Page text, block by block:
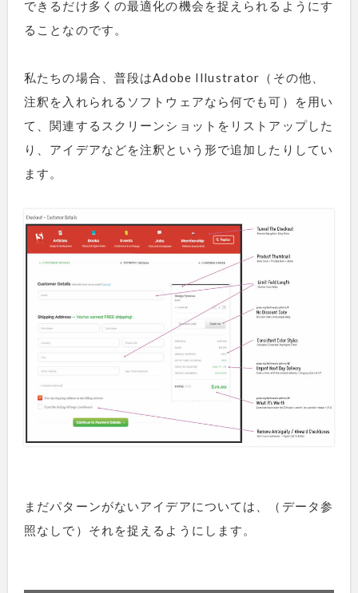
できるだけ多くの最適化の機会を捉えられるようにす
ることなのです。
私たちの場合、普段はAdobe Illustrator（その他、
注釈を入れられるソフトウェアなら何でも可）を用い
て、関連するスクリーンショットをリストアップした
り、アイデアなどを注釈という形で追加したりしてい
ます。
まだパターンがないアイデアについては、（データ参
照なしで）それを捉えるようにします。